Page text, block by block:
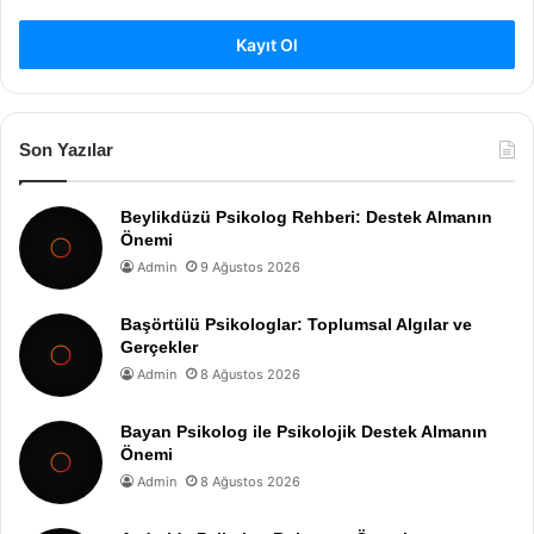
Kayıt Ol
Son Yazılar
Beylikdüzü Psikolog Rehberi: Destek Almanın
Önemi
Admin 9 Ağustos 2026
Başörtülü Psikologlar: Toplumsal Algılar ve
Gerçekler
Admin 8 Ağustos 2026
Bayan Psikolog ile Psikolojik Destek Almanın
Önemi
Admin 8 Ağustos 2026